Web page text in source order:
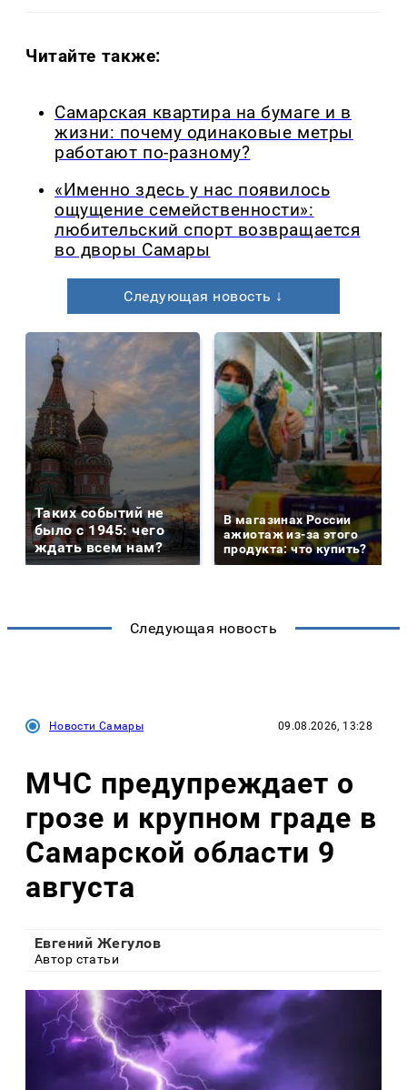
Читайте также:
Самарская квартира на бумаге и в
жизни: почему одинаковые метры
работают по-разному?
«Именно здесь у нас появилось
ощущение семейственности»:
любительский спорт возвращается
во дворы Самары
Следующая новость ↓
Таких событий не
было с 1945: чего
ждать всем нам?
В магазинах России
ажиотаж из-за этого
продукта: что купить?
Следующая новость
Новости Самары 09.08.2026, 13:28
МЧС предупреждает о
грозе и крупном граде в
Самарской области 9
августа
Евгений Жегулов
Автор статьи